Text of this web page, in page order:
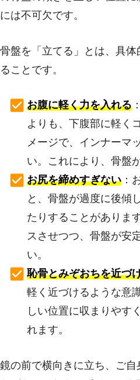
には不可欠です。
骨盤を「立てる」とは、具
ることです。
お腹に軽く力を入れる
よりも、下腹部に軽く
メージで、インナーマ
い。これにより、骨盤
お尻を締めすぎない ：
と、骨盤が過度に後傾
たりすることがありま
スさせつつ、骨盤が安
い。
恥骨とみぞおちを近づ
軽く近づけるような意
しい位置に収まりやす
れます。
鏡の前で横向きに立ち、ご